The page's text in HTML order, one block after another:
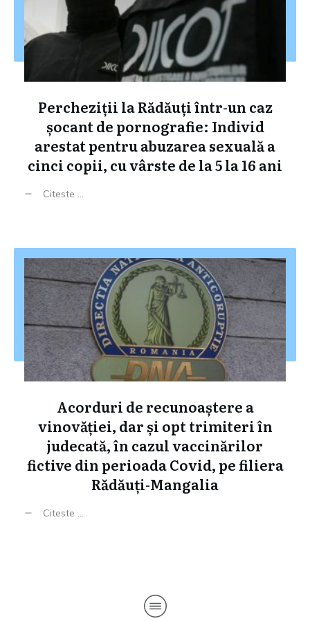
Percheziții la Rădăuți într-un caz
șocant de pornografie: Individ
arestat pentru abuzarea sexuală a
cinci copii, cu vârste de la 5 la 16 ani
Citeste ...
Acorduri de recunoaștere a
vinovăției, dar și opt trimiteri în
judecată, în cazul vaccinărilor
fictive din perioada Covid, pe filiera
Rădăuți-Mangalia
Citeste ...